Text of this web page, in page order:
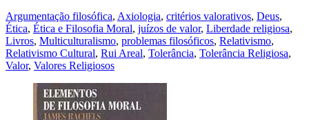
Argumentação filosófica, Axiologia, critérios valorativos, Deus,
Ética, Ética e Filosofia Moral, juízos de valor, Liberdade religiosa,
Livros, Multiculturalismo, problemas filosóficos, Relativismo,
Relativismo Cultural, Rui Areal, Tolerância, Tolerância Religiosa,
Valor, Valores Religiosos